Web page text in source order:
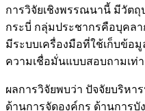
การวิจัยเชิงพรรณนานี้ มีวัต
กระบี่ กลุ่มประชากรคือบุคล
มีระบบเครื่องมือที่ใช้เก็บข้อ
ความเชื่อมั่นแบบสอบถามเท่
ผลการวิจัยพบว่า ปัจจัยบริห
ด้านการจัดองค์กร ด้านการ